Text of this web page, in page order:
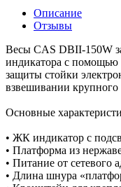
Описание
Отзывы
Весы CAS DBII-150W
индикатора с помощью
защиты стойки
взвешивании крупного
Основные
• ЖК индикатор с
• Платформа из
• Питание от сетевого
• Длина шнура